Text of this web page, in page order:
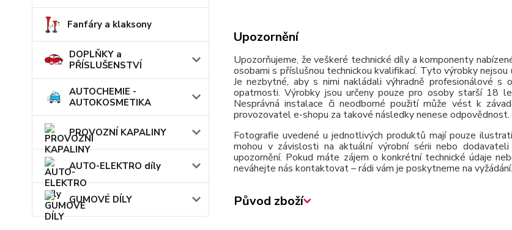
Fanfáry a klaksony
DOPLŇKY a
PŘÍSLUŠENSTVÍ
AUTOCHEMIE -
AUTOKOSMETIKA
PROVOZNÍ KAPALINY
AUTO-ELEKTRO díly
GUMOVÉ DÍLY
Upozornění
Upozorňujeme, že veškeré technické díly a komponenty
osobami s příslušnou technickou kvalifikací. Tyto výrobky
Je nezbytné, aby s nimi nakládali výhradně profesionálové
opatrnosti. Výrobky jsou určeny pouze pro osoby starší 18
Nesprávná instalace či neodborné použití může vést k
provozovatel e-shopu za takové následky nenese odpovědnost.
Fotografie uvedené u jednotlivých produktů mají pouze
mohou v závislosti na aktuální výrobní sérii nebo
upozornění. Pokud máte zájem o konkrétní technické údaje
neváhejte nás kontaktovat – rádi vám je poskytneme na vyžádání.
Původ zboží